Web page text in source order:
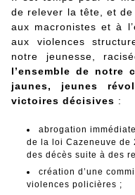
de relever la tête, et
aux macronistes et à
aux violences
notre jeunesse,
l’ensemble de notre
jaunes, jeunes
victoires décisives :
abrogation
de la loi Cazeneuve de
des décès suite à des
création d’une
violences policières ;